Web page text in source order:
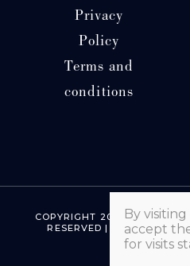
Privacy
Policy
Terms and
conditions
COPYRIGHT 2026 ©
RESERVED | MADE WITH ♡
By
accept
for visits